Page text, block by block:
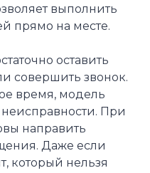
выполнить
прямо на месте.
оставить
совершить звонок.
время, модель
При
направить
Даже если
который нельзя